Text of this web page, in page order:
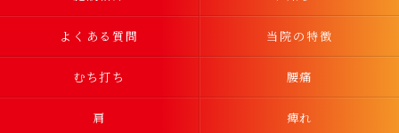
よくある質問 当院の特徴
むち打ち 腰痛
肩 痺れ